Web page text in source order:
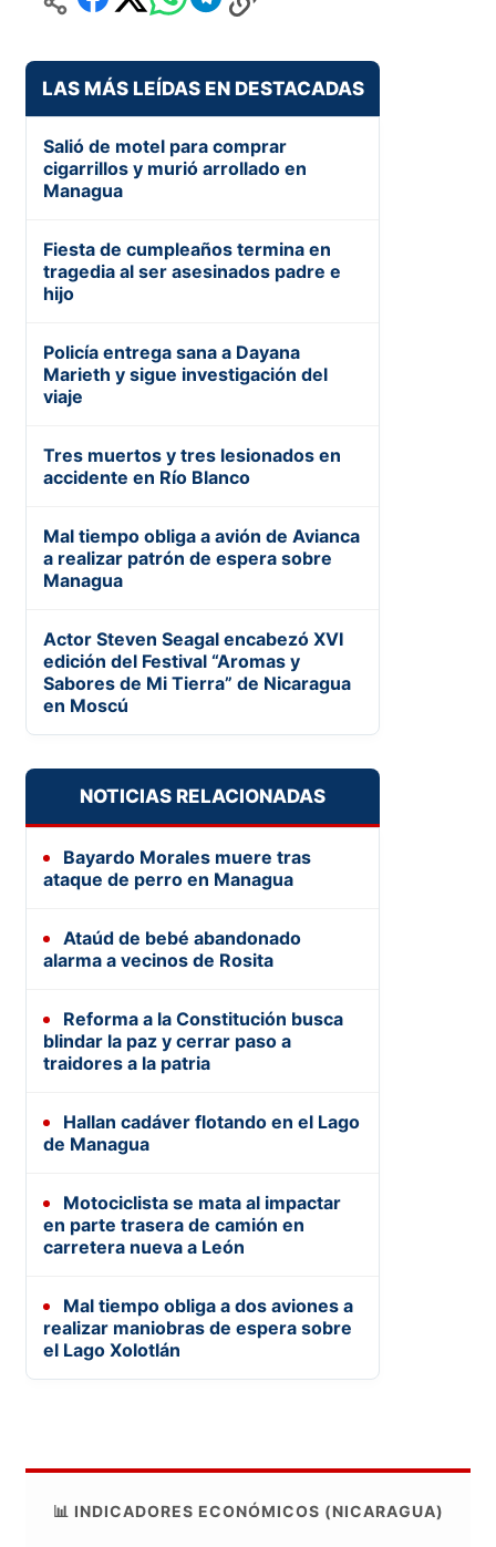
LAS MÁS LEÍDAS EN DESTACADAS
Salió de motel para comprar
cigarrillos y murió arrollado en
Managua
Fiesta de cumpleaños termina en
tragedia al ser asesinados padre e
hijo
Policía entrega sana a Dayana
Marieth y sigue investigación del
viaje
Tres muertos y tres lesionados en
accidente en Río Blanco
Mal tiempo obliga a avión de Avianca
a realizar patrón de espera sobre
Managua
Actor Steven Seagal encabezó XVI
edición del Festival “Aromas y
Sabores de Mi Tierra” de Nicaragua
en Moscú
NOTICIAS RELACIONADAS
Bayardo Morales muere tras
ataque de perro en Managua
Ataúd de bebé abandonado
alarma a vecinos de Rosita
Reforma a la Constitución busca
blindar la paz y cerrar paso a
traidores a la patria
Hallan cadáver flotando en el Lago
de Managua
Motociclista se mata al impactar
en parte trasera de camión en
carretera nueva a León
Mal tiempo obliga a dos aviones a
realizar maniobras de espera sobre
el Lago Xolotlán
📊 INDICADORES ECONÓMICOS (NICARAGUA)